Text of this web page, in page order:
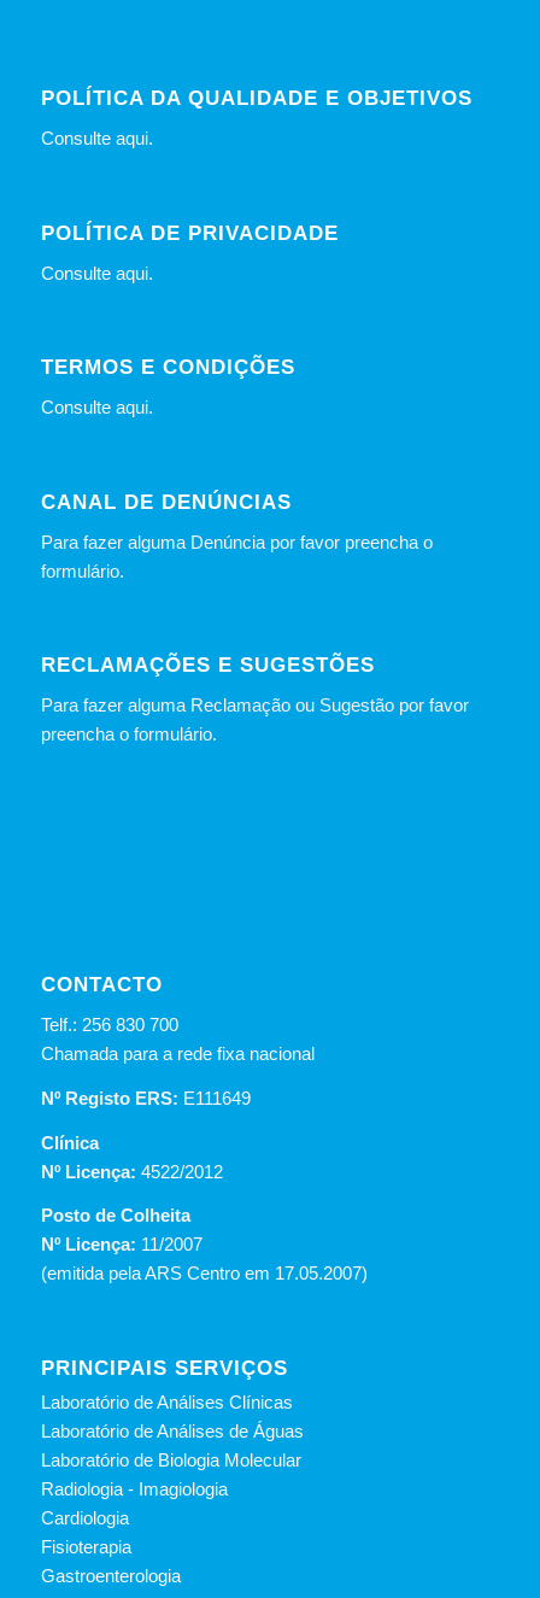
POLÍTICA DA QUALIDADE E OBJETIVOS
Consulte aqui.
POLÍTICA DE PRIVACIDADE
Consulte aqui.
TERMOS E CONDIÇÕES
Consulte aqui.
CANAL DE DENÚNCIAS
Para fazer alguma Denúncia por favor preencha o
formulário.
RECLAMAÇÕES E SUGESTÕES
Para fazer alguma Reclamação ou Sugestão por favor
preencha o formulário.
CONTACTO
Telf.: 256 830 700
Chamada para a rede fixa nacional
Nº Registo ERS: E111649
Clínica
Nº Licença: 4522/2012
Posto de Colheita
Nº Licença: 11/2007
(emitida pela ARS Centro em 17.05.2007)
PRINCIPAIS SERVIÇOS
Laboratório de Análises Clínicas
Laboratório de Análises de Águas
Laboratório de Biologia Molecular
Radiologia - Imagiologia
Cardiologia
Fisioterapia
Gastroenterologia